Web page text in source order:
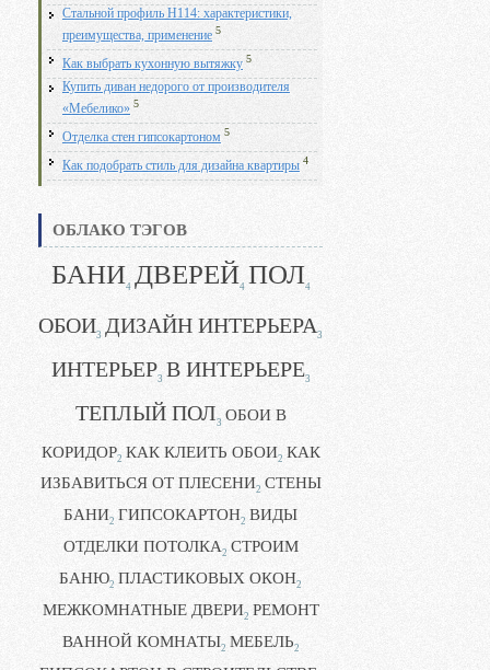
Стальной профиль Н114: характеристики,
преимущества, применение 5
Как выбрать кухонную вытяжку 5
Купить диван недорого от производителя
«Мебелико» 5
Отделка стен гипсокартоном 5
Как подобрать стиль для дизайна квартиры 4
ОБЛАКО ТЭГОВ
БАНИ4 ДВЕРЕЙ4 ПОЛ4
ОБОИ3 ДИЗАЙН ИНТЕРЬЕРА3
ИНТЕРЬЕР3 В ИНТЕРЬЕРЕ3
ТЕПЛЫЙ ПОЛ3 ОБОИ В
КОРИДОР2 КАК КЛЕИТЬ ОБОИ2 КАК
ИЗБАВИТЬСЯ ОТ ПЛЕСЕНИ2 СТЕНЫ
БАНИ2 ГИПСОКАРТОН2 ВИДЫ
ОТДЕЛКИ ПОТОЛКА2 СТРОИМ
БАНЮ2 ПЛАСТИКОВЫХ ОКОН2
МЕЖКОМНАТНЫЕ ДВЕРИ2 РЕМОНТ
ВАННОЙ КОМНАТЫ2 МЕБЕЛЬ2